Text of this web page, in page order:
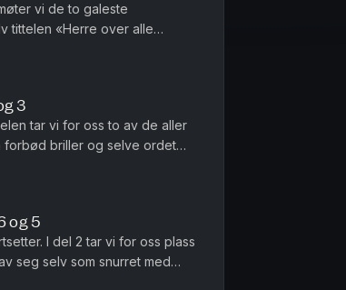
vi de to galeste
tittelen «Herre over alle
og lot se...
3
tar vi for oss to av de aller
forbød briller og selve ordet
og 5
I del 2 tar vi for oss plass
seg selv som snurret med
mo...